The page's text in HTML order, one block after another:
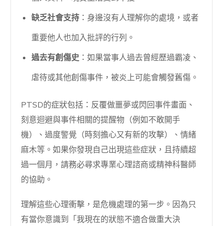
缺乏社會支持 ：身邊沒有人理解你的處境，或者
重要他人也加入批評的行列。
過去有創傷史 ：如果當事人過去曾經歷過霸凌、
虐待或其他創傷事件，被炎上可能會觸發舊傷。
PTSD的症狀包括：反覆做噩夢或閃回事件畫面、
刻意迴避與事件相關的提醒物（例如不敢開手
機）、過度警覺（時刻擔心又有新的攻擊）、情緒
麻木等。如果你發現自己出現這些症狀，且持續超
過一個月，請務必尋求專業心理諮商或精神科醫師
的協助。
理解這些心理衝擊，是危機處理的第一步。因為只
有當你意識到「我現在的狀態不適合做重大決